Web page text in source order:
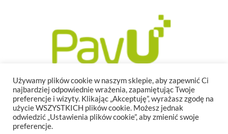
Używamy plików cookie w naszym sklepie, aby zapewnić Ci
najbardziej odpowiednie wrażenia, zapamiętując Twoje
preferencje i wizyty. Klikając „Akceptuję”, wyrażasz zgodę na
użycie WSZYSTKICH plików cookie. Możesz jednak
odwiedzić „Ustawienia plików cookie”, aby zmienić swoje
preferencje.